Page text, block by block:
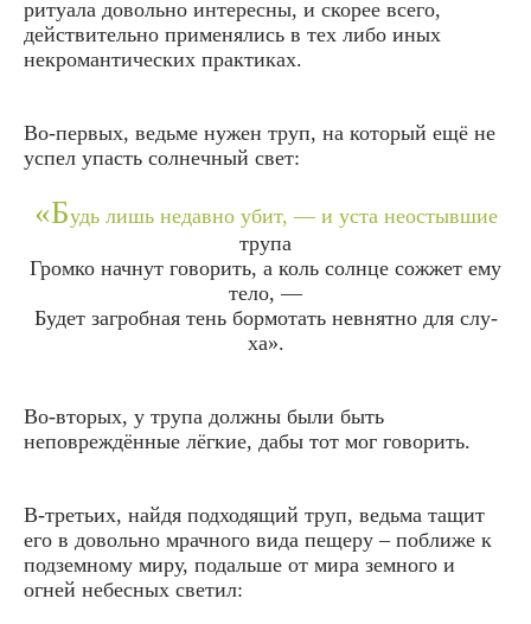
ритуала довольно интересны, и скорее всего,
действительно применялись в тех либо иных
некромантических практиках.
Во-первых, ведьме нужен труп, на который ещё не
успел упасть солнечный свет:
«Будь лишь недав­но убит, — и уста неос­тыв­шие
тру­па
Гром­ко нач­нут гово­рить, а коль солн­це сожжет ему
тело, —
Будет загроб­ная тень бор­мо­тать невнят­но для слу­
ха».
Во-вторых, у трупа должны были быть
неповреждённые лёгкие, дабы тот мог говорить.
В-третьих, найдя подходящий труп, ведьма тащит
его в довольно мрачного вида пещеру – поближе к
подземному миру, подальше от мира земного и
огней небесных светил: